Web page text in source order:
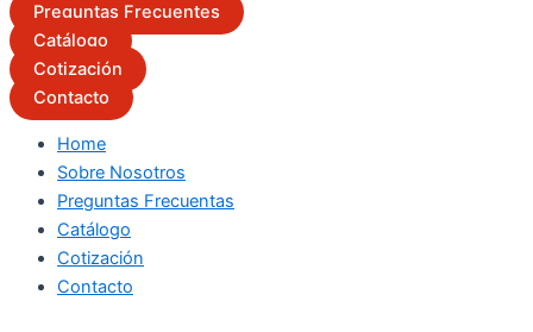
Preguntas Frecuentes
Catálogo
Cotización
Contacto
Home
Sobre Nosotros
Preguntas Frecuentas
Catálogo
Cotización
Contacto